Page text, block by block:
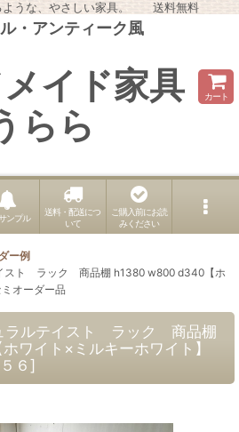
ような、やさしい家具。 送料無料
・アンティーク風
イド家具
らら
カート
ンプル
送料・配送につ
いて
ご購入前にお読
みください
ー例
スト ラック 商品棚 h1380 w800 d340【ホ
オーダー品
ラルテイスト ラック 商品棚
ワイト×ミルキーホワイト】
６]